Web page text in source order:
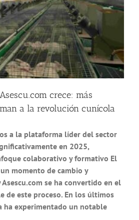
crece: más
a la revolución cunícola
a la plataforma líder del sector
en 2025,
colaborativo y formativo El
momento de cambio y
se ha convertido en el
de este proceso. En los últimos
ha experimentado un notable